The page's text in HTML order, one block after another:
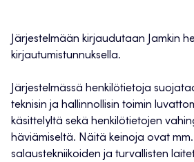
Järjestelmään kirjaudutaan Jamkin
kirjautumistunnuksella.
Järjestelmässä henkilötietoja
teknisin ja hallinnollisin toimin
käsittelyltä sekä henkilötietojen
häviämiseltä. Näitä keinoja ovat
salaustekniikoiden ja turvallisten